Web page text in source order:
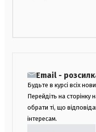
Email -
Будьте в курсі всіх
Перейдіть на
обрати ті, що
інтересам.